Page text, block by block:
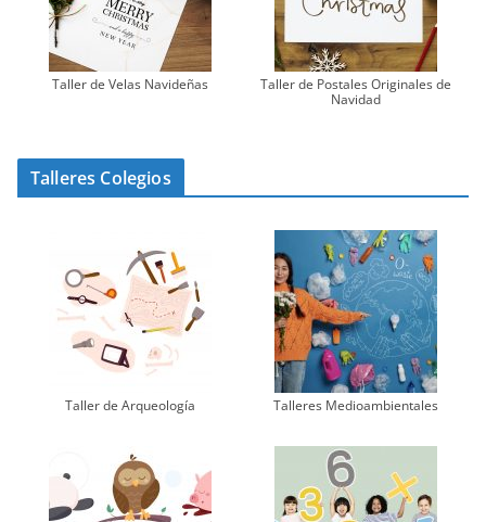
Taller de Velas Navideñas
Taller de Postales Originales de
Navidad
Talleres Colegios
Taller de Arqueología Talleres Medioambientales